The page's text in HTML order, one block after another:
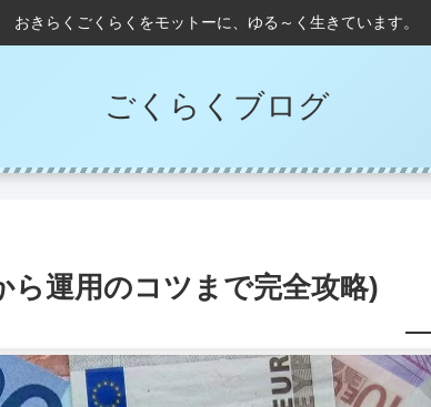
おきらくごくらくをモットーに、ゆる～く生きています。
ごくらくブログ
ら運用のコツまで完全攻略)